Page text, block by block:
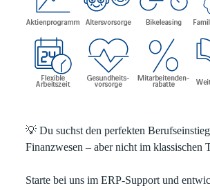
💡 Du suchst den perfekten
Finanzwesen – aber nicht im klassischen
Starte bei uns im ERP‑Support und